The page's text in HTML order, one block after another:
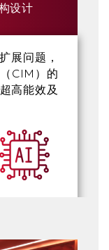
设计
展问题，
CIM）的
高能效及